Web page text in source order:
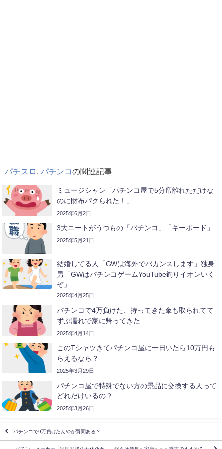
パチスロ パチンコの関連記事
ミュージシャン「パチンコ屋で5分席離れただけな
のに財布パクられた！」
2025年6月2日
3大ニートがうつもの「パチンコ」「キーボード」
2025年5月21日
結婚してる人「GWは海外でバカンスします」独身
男「GWはパチンコゲームYouTube釣りイオンいく
ぞ」
2025年4月25日
パチンコで4万負けた、持ってきた傘も取られてて
ずぶ濡れで家に帰ってきた
2025年4月14日
このTシャツきてパチンコ屋に一日いたら10万円も
らえるなら？
2025年3月29日
パチンコ屋で特殊でない方の景品に交換する人って
どれだけいるの？
2025年3月26日
パチンコで9万負けたんやが質問ある？